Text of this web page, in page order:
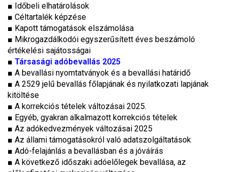
■ Időbeli elhatárolások
■ Céltartalék képzése
■ Kapott támogatások elszámolása
■ Mikrogazdálkodói egyszerűsített éves beszámoló
értékelési sajátosságai
■ Társasági adóbevallás 2025
■ A bevallási nyomtatványok és a bevallási határidő
■ A 2529 jelű bevallás főlapjának és nyilatkozati lapjának
kitöltése
■ A korrekciós tételek változásai 2025.
■ Egyéb, gyakran alkalmazott korrekciós tételek
■ Az adókedvezmények változásai 2025
■ Az állami támogatásokról való adatszolgáltatások
■ Adó-felajánlás a bevallásban és a jóváírás
■ A következő időszaki adóelőlegek bevallása, az